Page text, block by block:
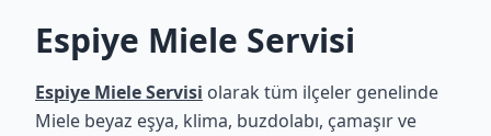
Espiye Miele Servisi
Espiye Miele Servisi olarak tüm ilçeler genelinde
Miele beyaz eşya, klima, buzdolabı, çamaşır ve